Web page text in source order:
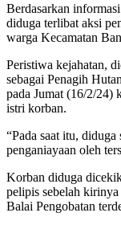
Berdasarkan
diduga terlibat aksi
warga Kecamatan
Peristiwa kejahatan,
sebagai Penagih
pada Jumat (16/2/24)
istri korban.
“Pada saat itu,
penganiayaan oleh
Korban diduga
pelipis sebelah
Balai Pengobatan